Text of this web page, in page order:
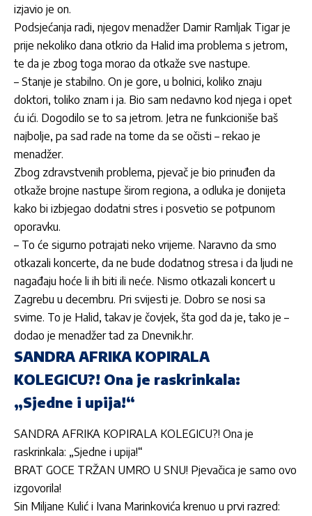
izjavio je on.
Podsjećanja radi, njegov menadžer Damir Ramljak Tigar je
prije nekoliko dana otkrio da Halid ima problema s jetrom,
te da je zbog toga morao da otkaže sve nastupe.
– Stanje je stabilno. On je gore, u bolnici, koliko znaju
doktori, toliko znam i ja. Bio sam nedavno kod njega i opet
ću ići. Dogodilo se to sa jetrom. Jetra ne funkcioniše baš
najbolje, pa sad rade na tome da se očisti – rekao je
menadžer.
Zbog zdravstvenih problema, pjevač je bio prinuđen da
otkaže brojne nastupe širom regiona, a odluka je donijeta
kako bi izbjegao dodatni stres i posvetio se potpunom
oporavku.
– To će sigurno potrajati neko vrijeme. Naravno da smo
otkazali koncerte, da ne bude dodatnog stresa i da ljudi ne
nagađaju hoće li ih biti ili neće. Nismo otkazali koncert u
Zagrebu u decembru. Pri svijesti je. Dobro se nosi sa
svime. To je Halid, takav je čovjek, šta god da je, tako je –
dodao je menadžer tad za Dnevnik.hr.
SANDRA AFRIKA KOPIRALA
KOLEGICU?! Ona je raskrinkala:
„Sjedne i upija!“
SANDRA AFRIKA KOPIRALA KOLEGICU?! Ona je
raskrinkala: „Sjedne i upija!“
BRAT GOCE TRŽAN UMRO U SNU! Pjevačica je samo ovo
izgovorila!
Sin Miljane Kulić i Ivana Marinkovića krenuo u prvi razred: